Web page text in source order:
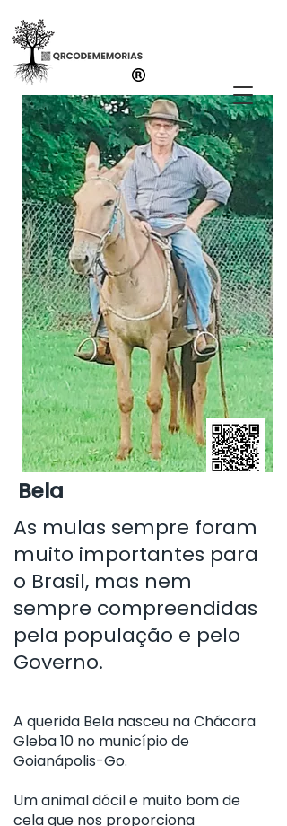
Bela
As mulas sempre foram
muito importantes para
o Brasil, mas nem
sempre compreendidas
pela população e pelo
Governo.
A querida Bela nasceu na Chácara
Gleba 10 no município de
Goianápolis-Go.
Um animal dócil e muito bom de
cela que nos proporciona